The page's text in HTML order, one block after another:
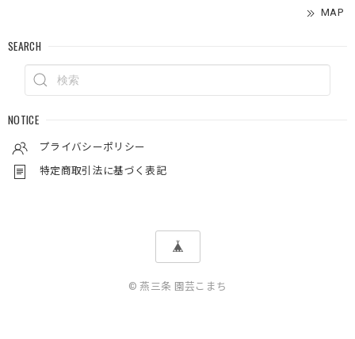
MAP
SEARCH
NOTICE
プライバシーポリシー
特定商取引法に基づく表記
© 燕三条 園芸こまち